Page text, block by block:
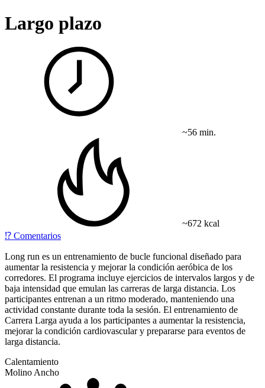
Largo plazo
~56 min.
~672 kcal
⁉️ Comentarios
Long run es un entrenamiento de bucle funcional diseñado para
aumentar la resistencia y mejorar la condición aeróbica de los
corredores. El programa incluye ejercicios de intervalos largos y de
baja intensidad que emulan las carreras de larga distancia. Los
participantes entrenan a un ritmo moderado, manteniendo una
actividad constante durante toda la sesión. El entrenamiento de
Carrera Larga ayuda a los participantes a aumentar la resistencia,
mejorar la condición cardiovascular y prepararse para eventos de
larga distancia.
Calentamiento
Molino Ancho